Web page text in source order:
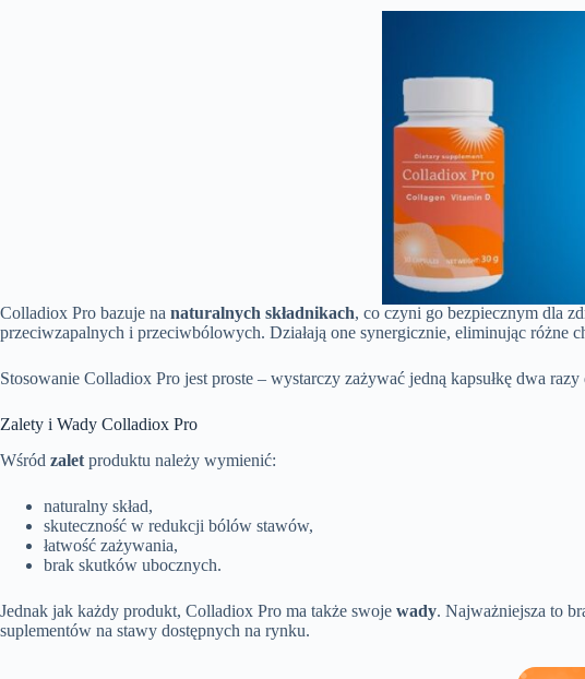
Colladiox Pro bazuje na naturalnych składnikach, co czyni go bezpiecznym dla
przeciwzapalnych i przeciwbólowych. Działają one synergicznie, eliminując
Stosowanie Colladiox Pro jest proste – wystarczy zażywać jedną kapsułkę dwa
Zalety i Wady Colladiox Pro
Wśród zalet produktu należy wymienić:
naturalny skład,
skuteczność w redukcji bólów stawów,
łatwość zażywania,
brak skutków ubocznych.
Jednak jak każdy produkt, Colladiox Pro ma także swoje wady. Najważniejsza to
suplementów na stawy dostępnych na rynku.